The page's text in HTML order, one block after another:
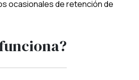
ocasionales de retención de